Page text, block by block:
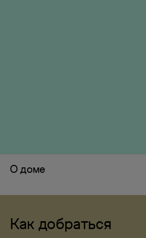
О доме
Как добраться